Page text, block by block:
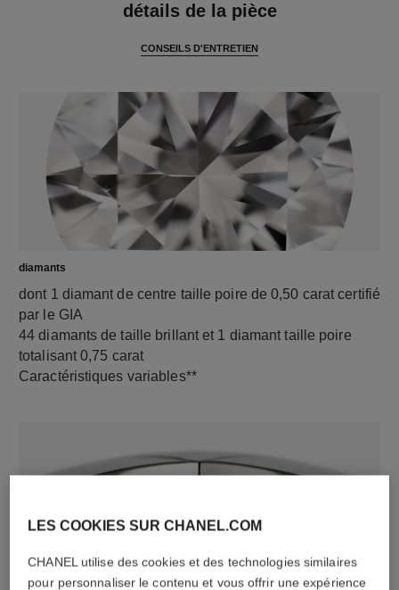
détails de la pièce
CONSEILS D'ENTRETIEN
diamants
dont 1 diamant de centre taille poire de 0,50 carat certifié
par le GIA
44 diamants de taille brillant et 1 diamant taille poire
totalisant 0,75 carat
Caractéristiques variables**
LES COOKIES SUR CHANEL.COM
CHANEL utilise des cookies et des technologies similaires
pour personnaliser le contenu et vous offrir une expérience